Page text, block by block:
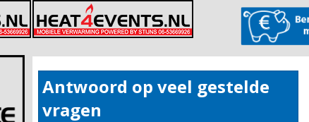
Antwoord op veel gestelde
vragen